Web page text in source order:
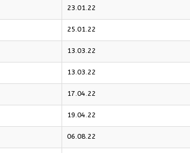
23.01.22
25.01.22
13.03.22
13.03.22
17.04.22
19.04.22
06.08.22